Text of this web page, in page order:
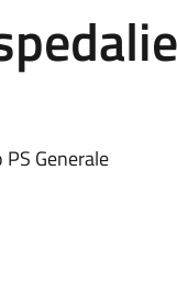
Generale